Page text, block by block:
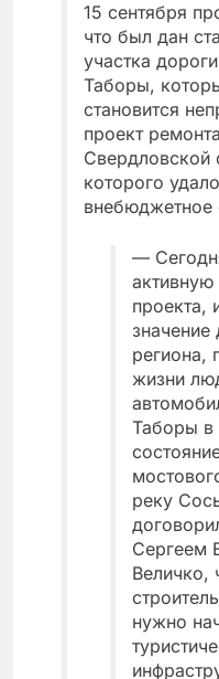
15 сентября
что был дан
участка
Таборы,
становится
проект
Свердловской
которого
внебюджетное
—
проекта,
значение
региона,
жизни
Таборы в
реку
Сергеем
Величко,
нужно